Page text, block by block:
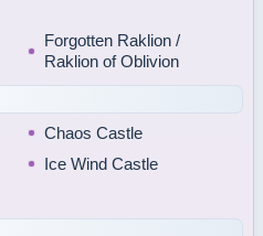
Forgotten Raklion /
Raklion of Oblivion
Chaos Castle
Ice Wind Castle